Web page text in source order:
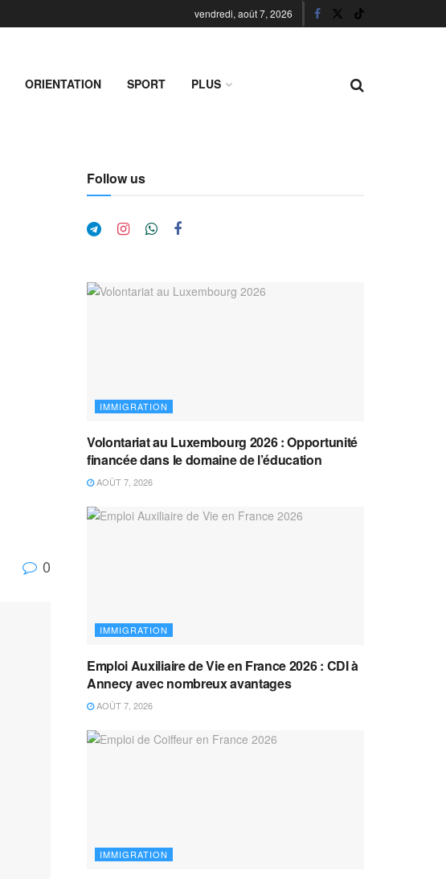
vendredi, août 7, 2026
ORIENTATION SPORT PLUS
0
Follow us
IMMIGRATION
Volontariat au Luxembourg 2026 : Opportunité
financée dans le domaine de l’éducation
AOÛT 7, 2026
IMMIGRATION
Emploi Auxiliaire de Vie en France 2026 : CDI à
Annecy avec nombreux avantages
AOÛT 7, 2026
IMMIGRATION